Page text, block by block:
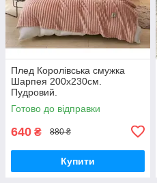
Плед Королівська смужка
Шарпея 200х230см.
Пудровий.
Готово до відправки
640 ₴ 880 ₴
Купити